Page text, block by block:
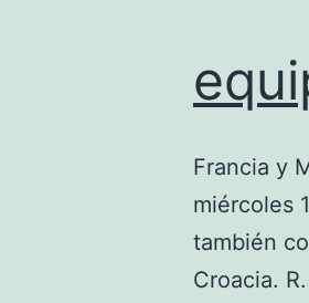
Francia y
miércoles
también
Croacia.